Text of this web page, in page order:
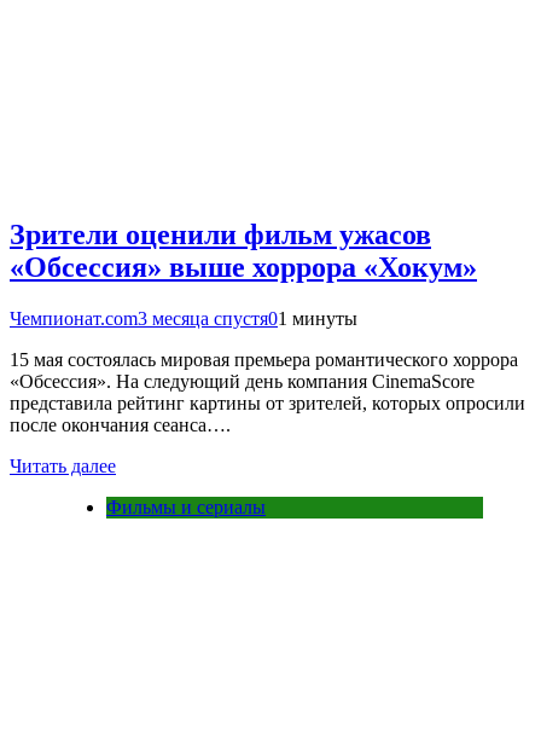
Зрители оценили фильм ужасов
«Обсессия» выше хоррора «Хокум»
Чемпионат.com3 месяца спустя01 минуты
15 мая состоялась мировая премьера романтического хоррора
«Обсессия». На следующий день компания CinemaScore
представила рейтинг картины от зрителей, которых опросили
после окончания сеанса….
Читать далее
Фильмы и сериалы